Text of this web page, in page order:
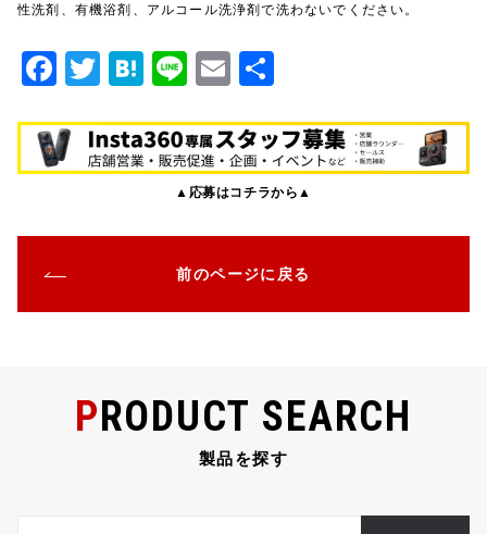
性洗剤、有機浴剤、アルコール洗浄剤で洗わないでください。
F
c
e
o
o
k
T
it
te
H
e
n
Li
e
E
ai
l
▲応募はコチラから▲
前のページに戻る
PRODUCT SEARCH
製品を探す